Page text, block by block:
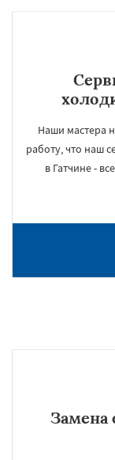
Наши мастера
работу, что наш
в Гатчине -
Замена